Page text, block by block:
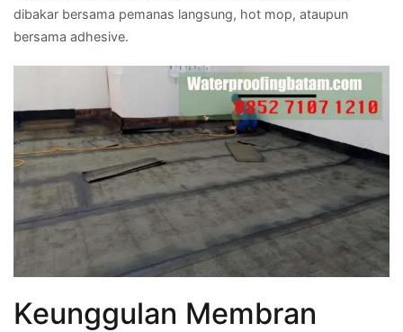
dibakar bersama pemanas langsung, hot mop, ataupun
bersama adhesive.
Keunggulan Membran